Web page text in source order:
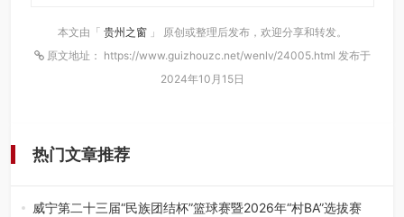
本文由「 贵州之窗 」 原创或整理后发布，欢迎分享和转发。
原文地址： https://www.guizhouzc.net/wenlv/24005.html 发布于
2024年10月15日
热门文章推荐
威宁第二十三届“民族团结杯”篮球赛暨2026年“村BA”选拔赛